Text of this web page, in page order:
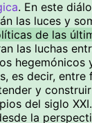
. En este
las luces y
de las
las luchas
hegemónicos
es decir, entre
y
del siglo
la